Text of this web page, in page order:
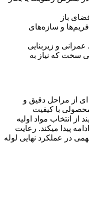
باز
و سازه‌های
و زیربنایی
سخت که نیاز به
ای از مراحل دقیق و
با کیفیت
از انتخاب مواد اولیه
پیدا میکند. رعایت
در عملکرد نهایی لوله